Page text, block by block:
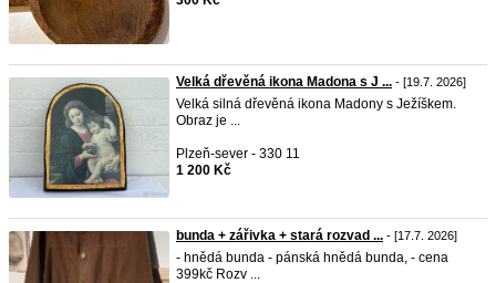
Velká dřevěná ikona Madona s J ... - [19.7. 2026]
Velká silná dřevěná ikona Madony s Ježíškem.
Obraz je ...
Plzeň-sever - 330 11
1 200 Kč
bunda + zářivka + stará rozvad ... - [17.7. 2026]
- hnědá bunda - pánská hnědá bunda, - cena
399kč Rozv ...